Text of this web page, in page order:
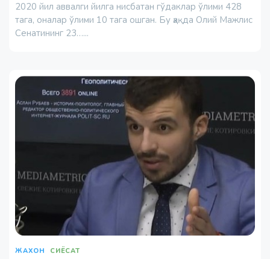
2020 йил аввалги йилга нисбатан гўдаклар ўлими 428
тага, оналар ўлими 10 тага ошган. Бу ҳақда Олий Мажлис
Сенатининг 23…...
ЖАХОН СИЁСАТ